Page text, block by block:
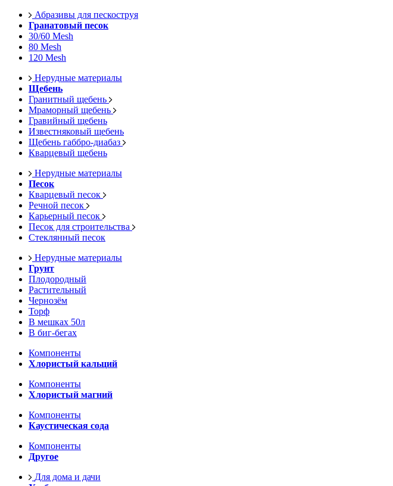
Абразивы для пескоструя
Гранатовый песок
30/60 Mesh
80 Mesh
120 Mesh
Нерудные материалы
Щебень
Гранитный щебень
Мраморный щебень
Гравийный щебень
Известняковый щебень
Щебень габбро-диабаз
Кварцевый щебень
Нерудные материалы
Песок
Кварцевый песок
Речной песок
Карьерный песок
Песок для строительства
Стеклянный песок
Нерудные материалы
Грунт
Плодородный
Растительный
Чернозём
Торф
В мешках 50л
В биг-бегах
Компоненты
Хлористый кальций
Компоненты
Хлористый магний
Компоненты
Каустическая сода
Компоненты
Другое
Для дома и дачи